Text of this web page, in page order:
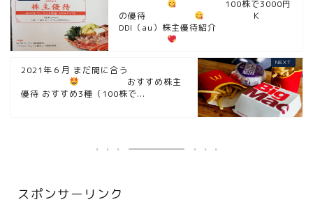
100株で3000円
の優待
Ｋ
DDI（au）株主優待紹介
2021年６月 まだ間に合う
おすすめ株主
優待 おすすめ3種（100株で...
スポンサーリンク